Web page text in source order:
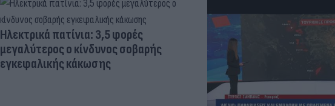
Ηλεκτρικά πατίνια: 3,5 φορές
μεγαλύτερος ο κίνδυνος σοβαρής
εγκεφαλικής κάκωσης